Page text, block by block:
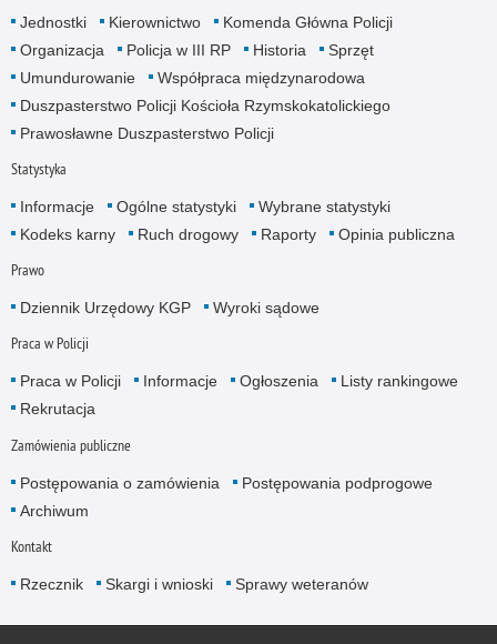
Jednostki Kierownictwo
Komenda Główna Policji
Organizacja
Policja w III RP Historia
Sprzęt
Umundurowanie
Współpraca międzynarodowa
Duszpasterstwo Policji Kościoła Rzymskokatolickiego
Prawosławne Duszpasterstwo Policji
Statystyka
Informacje Ogólne statystyki
Wybrane statystyki
Kodeks karny
Ruch drogowy Raporty Opinia publiczna
Prawo
Dziennik Urzędowy KGP Wyroki sądowe
Praca w Policji
Praca w Policji Informacje Ogłoszenia
Listy rankingowe
Rekrutacja
Zamówienia publiczne
Postępowania o zamówienia
Postępowania podprogowe
Archiwum
Kontakt
Rzecznik Skargi i wnioski Sprawy weteranów